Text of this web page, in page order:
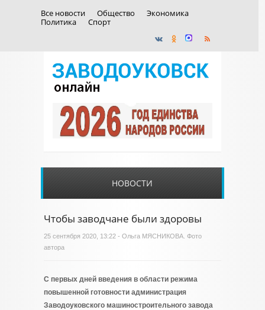
Все новости Общество
Экономика
Политика
Спорт
НОВОСТИ
Чтобы заводчане были здоровы
25 сентября 2020, 13:22 - Ольга МЯСНИКОВА. Фото
автора
С первых дней введения в области режима
повышенной готовности администрация
Заводоуковского машиностроительного завода